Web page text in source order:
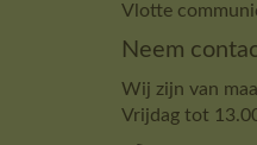
Vlotte
Neem
Wij zijn van
Vrijdag tot